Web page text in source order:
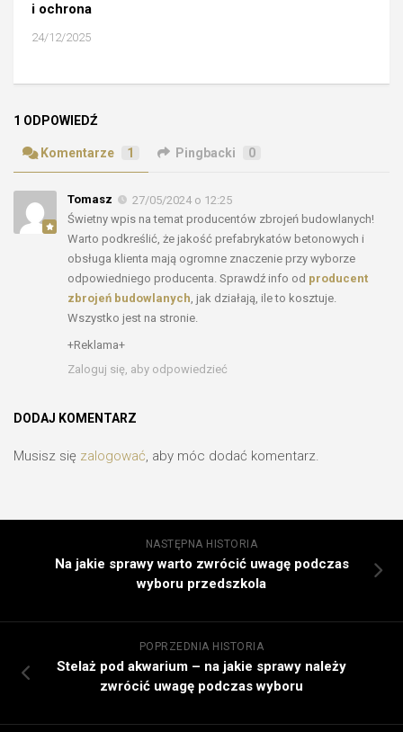
i ochrona
24/12/2025
1 ODPOWIEDŹ
Komentarze 1 Pingbacki 0
Tomasz
27/05/2024 o 12:25
Świetny wpis na temat producentów zbrojeń budowlanych!
Warto podkreślić, że jakość prefabrykatów betonowych i
obsługa klienta mają ogromne znaczenie przy wyborze
odpowiedniego producenta. Sprawdź info od producent
zbrojeń budowlanych, jak działają, ile to kosztuje.
Wszystko jest na stronie.
+Reklama+
Zaloguj się, aby odpowiedzieć
DODAJ KOMENTARZ
Musisz się zalogować, aby móc dodać komentarz.
NASTĘPNA HISTORIA
Na jakie sprawy warto zwrócić uwagę podczas
wyboru przedszkola
POPRZEDNIA HISTORIA
Stelaż pod akwarium – na jakie sprawy należy
zwrócić uwagę podczas wyboru